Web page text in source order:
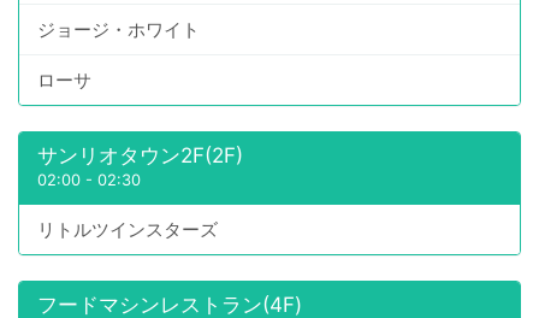
ジョージ・ホワイト
ローサ
サンリオタウン2F(2F)
02:00 - 02:30
リトルツインスターズ
フードマシンレストラン(4F)